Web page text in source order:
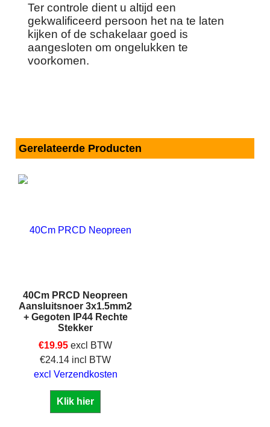
Ter controle dient u altijd een
gekwalificeerd persoon het na te laten
kijken of de schakelaar goed is
aangesloten om ongelukken te
voorkomen.
Gerelateerde Producten
40Cm PRCD Neopreen
Aansluitsnoer 3x1.5mm2
+ Gegoten IP44 Rechte
Stekker
€19.95 excl BTW
€24.14 incl BTW
excl Verzendkosten
Klik hier